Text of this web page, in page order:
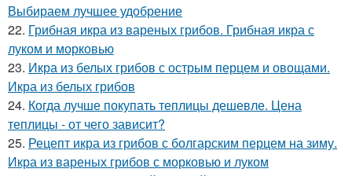
Выбираем лучшее удобрение
22. Грибная икра из вареных грибов. Грибная икра с
луком и морковью
23. Икра из белых грибов с острым перцем и овощами.
Икра из белых грибов
24. Когда лучше покупать теплицы дешевле. Цена
теплицы - от чего зависит?
25. Рецепт икра из грибов с болгарским перцем на зиму.
Икра из вареных грибов с морковью и луком